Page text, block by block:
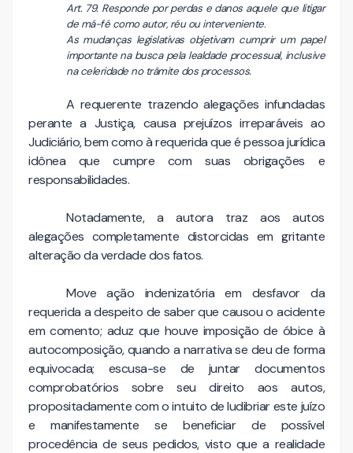
Art. 79. Responde por perdas e danos aquele que litigar
de má-fé como autor, réu ou interveniente.
As mudanças legislativas objetivam cumprir um papel
importante na busca pela lealdade processual, inclusive
na celeridade no trâmite dos processos.
A requerente trazendo alegações infundadas
perante a Justiça, causa prejuízos irreparáveis ao
Judiciário, bem como à requerida que é pessoa jurídica
idônea que cumpre com suas obrigações e
responsabilidades.
Notadamente, a autora traz aos autos
alegações completamente distorcidas em gritante
alteração da verdade dos fatos.
Move ação indenizatória em desfavor da
requerida a despeito de saber que causou o acidente
em comento; aduz que houve imposição de óbice à
autocomposição, quando a narrativa se deu de forma
equivocada; escusa-se de juntar documentos
comprobatórios sobre seu direito aos autos,
propositadamente com o intuito de ludibriar este juízo
e manifestamente se beneficiar de possível
procedência de seus pedidos, visto que a realidade